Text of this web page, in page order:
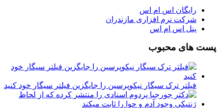
رایگان اس ام اس
شرکت نرم افزاری مازندران
پنل اس ام اس
پست های محبوب
فیلتر ترک سیگار نیکوپرسین را جایگزین فیلتر سیگار خود کنید